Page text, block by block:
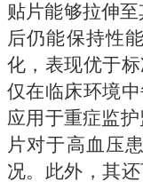
贴片能够拉伸
后仍能保持性
化，表现优于
仅在临床环境
应用于重症监
片对于高血压
况。此外，其